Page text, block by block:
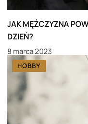
JAK MĘŻCZYZNA
DZIEŃ?
8 marca 2023
HOBBY